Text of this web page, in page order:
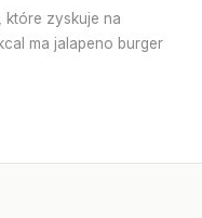
które zyskuje na
ma jalapeno burger